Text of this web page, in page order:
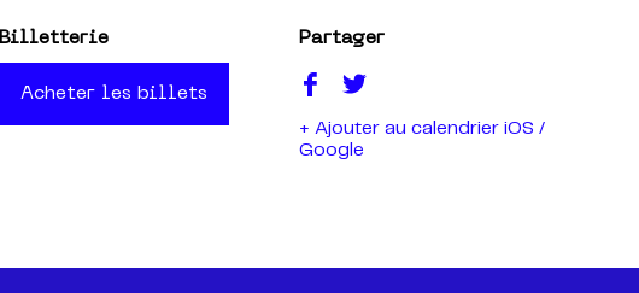
Billetterie
Acheter les billets
Partager
+ Ajouter au calendrier iOS /
Google